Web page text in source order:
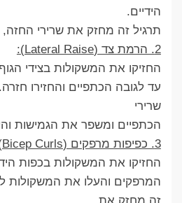
הידיים.
תרגיל זה מחזק את שרירי החזה,
2. הרמת צד (Lateral Raise):
החזיקו את המשקולות בצידי
עד לגובה הכתפיים והחזירו
שרירי
הכתפיים ומשפר את הגמישות
3. כפיפות מרפקים (Bicep Curls):
החזיקו את המשקולות בכפות
המרפקים והעלו את המשקולות
זה מחזק את